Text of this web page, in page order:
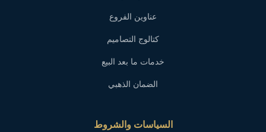
عناوين الفروع
كتالوج التصاميم
خدمات ما بعد البيع
الضمان الذهبي
السياسات والشروط